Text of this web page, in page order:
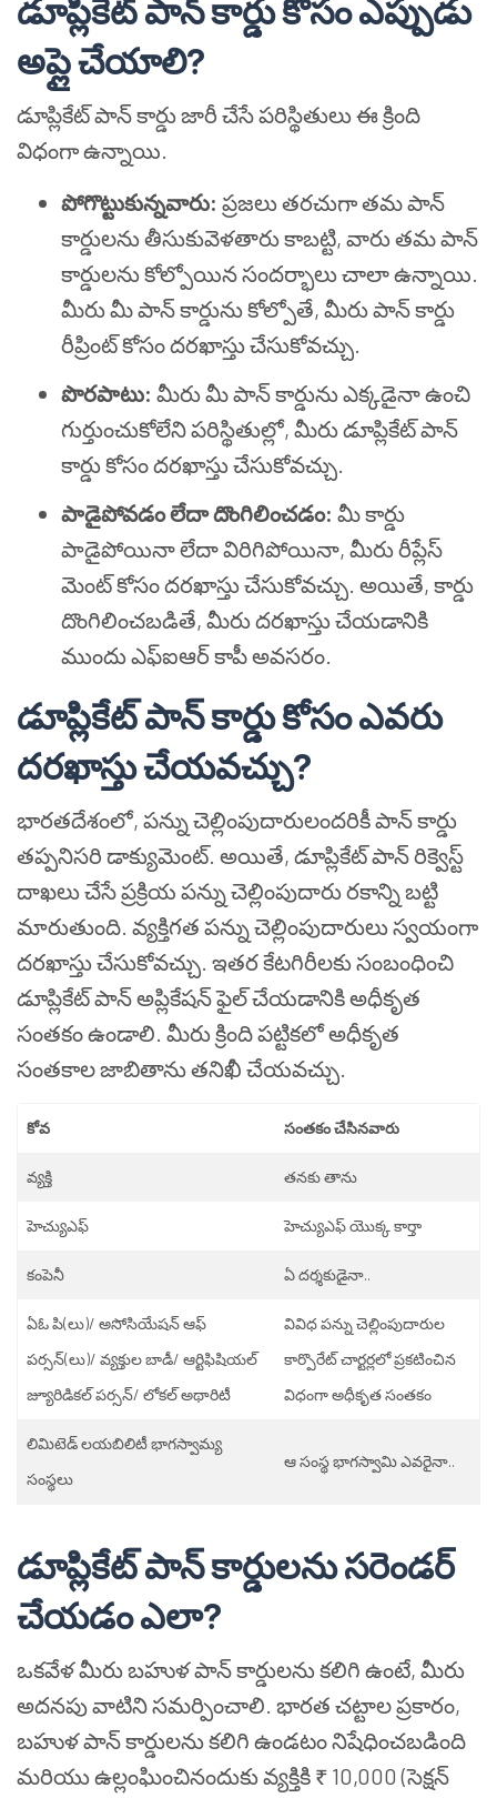
డూప్లికేట్ పాన్ కార్డు కోసం ఎప్పుడు
అప్లై చేయాలి?
డూప్లికేట్ పాన్ కార్డు జారీ చేసే పరిస్థితులు ఈ క్రింది
విధంగా ఉన్నాయి.
పోగొట్టుకున్నవారు: ప్రజలు తరచుగా తమ పాన్
కార్డులను తీసుకువెళతారు కాబట్టి, వారు తమ పాన్
కార్డులను కోల్పోయిన సందర్భాలు చాలా ఉన్నాయి.
మీరు మీ పాన్ కార్డును కోల్పోతే, మీరు పాన్ కార్డు
రీప్రింట్ కోసం దరఖాస్తు చేసుకోవచ్చు.
పొరపాటు: మీరు మీ పాన్ కార్డును ఎక్కడైనా ఉంచి
గుర్తుంచుకోలేని పరిస్థితుల్లో, మీరు డూప్లికేట్ పాన్
కార్డు కోసం దరఖాస్తు చేసుకోవచ్చు.
పాడైపోవడం లేదా దొంగిలించడం: మీ కార్డు
పాడైపోయినా లేదా విరిగిపోయినా, మీరు రీప్లేస్
మెంట్ కోసం దరఖాస్తు చేసుకోవచ్చు. అయితే, కార్డు
దొంగిలించబడితే, మీరు దరఖాస్తు చేయడానికి
ముందు ఎఫ్ఐఆర్ కాపీ అవసరం.
డూప్లికేట్ పాన్ కార్డు కోసం ఎవరు
దరఖాస్తు చేయవచ్చు?
భారతదేశంలో, పన్ను చెల్లింపుదారులందరికీ పాన్ కార్డు
తప్పనిసరి డాక్యుమెంట్. అయితే, డూప్లికేట్ పాన్ రిక్వెస్ట్
దాఖలు చేసే ప్రక్రియ పన్ను చెల్లింపుదారు రకాన్ని బట్టి
మారుతుంది. వ్యక్తిగత పన్ను చెల్లింపుదారులు స్వయంగా
దరఖాస్తు చేసుకోవచ్చు. ఇతర కేటగిరీలకు సంబంధించి
డూప్లికేట్ పాన్ అప్లికేషన్ ఫైల్ చేయడానికి అధీకృత
సంతకం ఉండాలి. మీరు క్రింది పట్టికలో అధీకృత
సంతకాల జాబితాను తనిఖీ చేయవచ్చు.
కోవ సంతకం చేసినవారు
వ్యక్తి తనకు తాను
హెచ్యుఎఫ్ హెచ్యుఎఫ్ యొక్క కార్తా
కంపెనీ ఏ దర్శకుడైనా..
ఏఓ పి(లు)/ అసోసియేషన్ ఆఫ్
పర్సన్(లు)/ వ్యక్తుల బాడీ/ ఆర్టిఫిషియల్
జ్యూరిడికల్ పర్సన్/ లోకల్ అథారిటీ
వివిధ పన్ను చెల్లింపుదారుల
కార్పొరేట్ చార్టర్లలో ప్రకటించిన
విధంగా అధీకృత సంతకం
లిమిటెడ్ లయబిలిటీ భాగస్వామ్య
సంస్థలు
ఆ సంస్థ భాగస్వామి ఎవరైనా..
డూప్లికేట్ పాన్ కార్డులను సరెండర్
చేయడం ఎలా?
ఒకవేళ మీరు బహుళ పాన్ కార్డులను కలిగి ఉంటే, మీరు
అదనపు వాటిని సమర్పించాలి. భారత చట్టాల ప్రకారం,
బహుళ పాన్ కార్డులను కలిగి ఉండటం నిషేధించబడింది
మరియు ఉల్లంఘించినందుకు వ్యక్తికి ₹ 10,000 (సెక్షన్